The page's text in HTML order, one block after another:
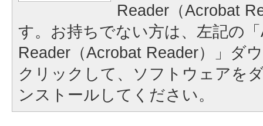
Reader（Acrobat
す。お持ちでない方は、左記の
Reader（Acrobat Reader）」ダ
クリックして、ソフトウェアを
ンストールしてください。